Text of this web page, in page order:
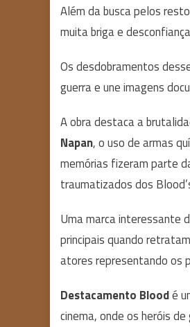
Além da busca pelos
muita briga e
Os desdobramentos
guerra e une imagens
A obra destaca a
Napan, o uso de armas
memórias fizeram parte
traumatizados dos
Uma marca interessante
principais quando
atores representando os
Destacamento Bloodé
cinema, onde os heróis